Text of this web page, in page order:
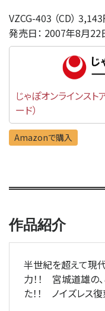
VZCG-403 （CD）
発売日： 2007年8月22
じゃぽオンラインスト
ード）
Amazonで購入
作品紹介
半世紀を超えて現
力！！ 宮城道雄の
た！！ ノイズレス